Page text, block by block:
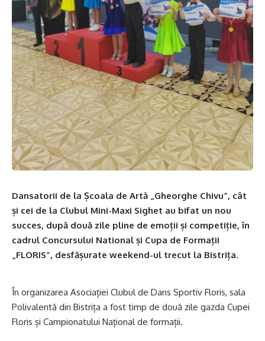
Dansatorii de la Școala de Artă „Gheorghe Chivu”, cât
și cei de la Clubul Mini-Maxi Sighet au bifat un nou
succes, după două zile pline de emoții și competiție, în
cadrul Concursului National și Cupa de Formații
„FLORIS”, desfășurate weekend-ul trecut la Bistrița.
În organizarea Asociației Clubul de Dans Sportiv Floris, sala
Polivalentă din Bistrița a fost timp de două zile gazda Cupei
Floris și Campionatului Național de formații.